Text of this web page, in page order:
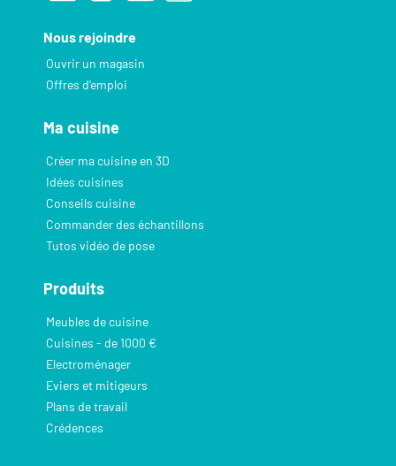
Nous rejoindre
Ouvrir un magasin
Offres d’emploi
Ma cuisine
Créer ma cuisine en 3D
Idées cuisines
Conseils cuisine
Commander des échantillons
Tutos vidéo de pose
Produits
Meubles de cuisine
Cuisines - de 1000 €
Electroménager
Eviers et mitigeurs
Plans de travail
Crédences